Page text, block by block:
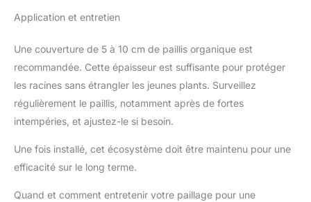
Application et entretien
Une couverture de 5 à 10 cm de paillis organique est
recommandée. Cette épaisseur est suffisante pour protéger
les racines sans étrangler les jeunes plants. Surveillez
régulièrement le paillis, notamment après de fortes
intempéries, et ajustez-le si besoin.
Une fois installé, cet écosystème doit être maintenu pour une
efficacité sur le long terme.
Quand et comment entretenir votre paillage pour une